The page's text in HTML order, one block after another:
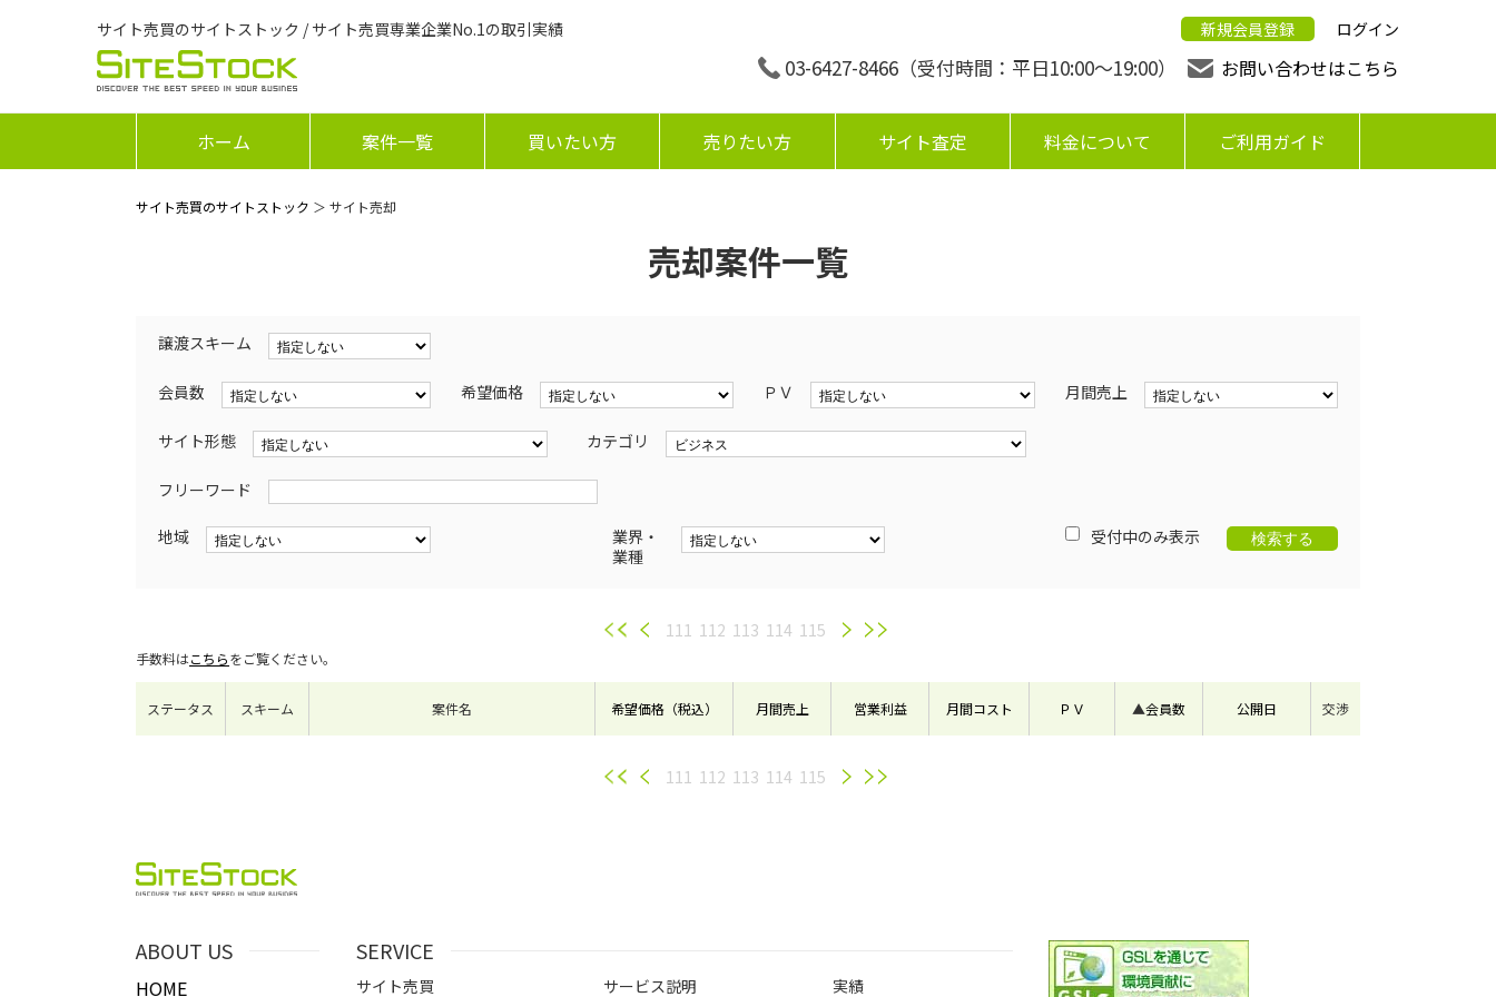
サイト売買のサイトストック / サイト売買専業企業No.1の取引実績 新規会員登録 ログイン
03-6427-8466 （受付時間：平日10:00〜19:00） お問い合わせはこちら
ホーム 案件一覧 買いたい方 売りたい方 サイト査定 料金について ご利用ガイド
サイト売買のサイトストック ＞ サイト売却
売却案件一覧
譲渡スキーム
会員数 希望価格 ＰＶ 月間売上
サイト形態 カテゴリ
フリーワード
地域
業界・
業種
受付中のみ表示
111 112 113 114 115
手数料はこちらをご覧ください。
ステータス スキーム 案件名 希望価格（税込） 月間売上 営業利益 月間コスト ＰＶ ▲会員数 公開日 交渉
111 112 113 114 115
ABOUT US
HOME
SERVICE
サイト売買 サービス説明 実績